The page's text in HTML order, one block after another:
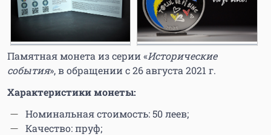
Памятная монета из серии «Исторические
события», в обращении с 26 августа 2021 г.
Характеристики монеты:
Номинальная стоимость: 50 леев;
Качество: пруф;